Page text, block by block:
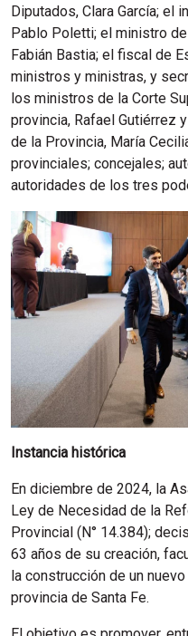
Diputados, Clara García; el
Pablo Poletti; el ministro
Fabián Bastia; el fiscal de
ministros y ministras, y
los ministros de la Corte
provincia, Rafael Gutiérrez
de la Provincia, María
provinciales; concejales;
autoridades de los tres
Instancia histórica
En diciembre de 2024, la
Ley de Necesidad de la
Provincial (N° 14.384);
63 años de su creación,
la construcción de un
provincia de Santa Fe.